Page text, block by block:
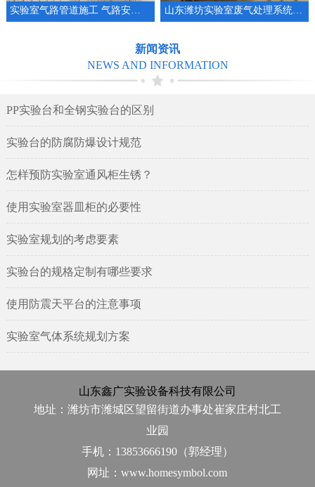
山东潍坊实验室废气处理系统安装设计实验室通排风系统
新闻资讯
NEWS AND INFORMATION
PP实验台和全钢实验台的区别
实验台的防腐防爆设计规范
怎样预防实验室通风柜生锈？
使用实验室器皿柜的必要性
实验室规划的考虑要素
实验台的规格定制有哪些要求
使用防震天平台的注意事项
实验室气体系统规划方案
山东鑫广实验设备科技有限公司
地址：潍坊市潍城区望留街道办事处崔家庄村北工
业园
手机：13853666190（郭经理）
网址：www.homesymbol.com